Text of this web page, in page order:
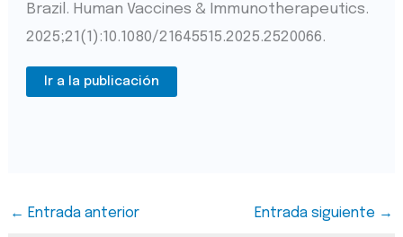
Brazil. Human Vaccines & Immunotherapeutics.
2025;21(1):10.1080/21645515.2025.2520066.
Ir a la publicación
← Entrada anterior Entrada siguiente →